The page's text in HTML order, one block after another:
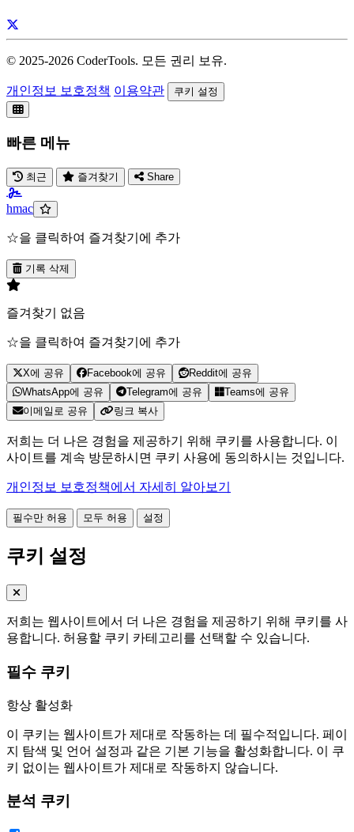
© 2025-2026 CoderTools. 모든 권리 보유.
개인정보 보호정책 이용약관 쿠키 설정
빠른 메뉴
최근 즐겨찾기 Share
hmac
☆을 클릭하여 즐겨찾기에 추가
기록 삭제
즐겨찾기 없음
☆을 클릭하여 즐겨찾기에 추가
X에 공유 Facebook에 공유
Reddit에 공유
WhatsApp에 공유
Telegram에 공유
Teams에 공유
이메일로 공유
링크 복사
저희는 더 나은 경험을 제공하기 위해 쿠키를 사용합니다. 이
사이트를 계속 방문하시면 쿠키 사용에 동의하시는 것입니다.
개인정보 보호정책에서 자세히 알아보기
필수만 허용 모두 허용 설정
쿠키 설정
저희는 웹사이트에서 더 나은 경험을 제공하기 위해 쿠키를 사
용합니다. 허용할 쿠키 카테고리를 선택할 수 있습니다.
필수 쿠키
항상 활성화
이 쿠키는 웹사이트가 제대로 작동하는 데 필수적입니다. 페이
지 탐색 및 언어 설정과 같은 기본 기능을 활성화합니다. 이 쿠
키 없이는 웹사이트가 제대로 작동하지 않습니다.
분석 쿠키